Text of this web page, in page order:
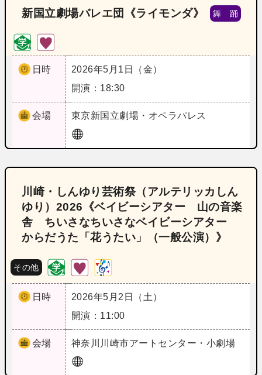
新国立劇場バレエ団《ライモンダ》 舞 踊
日時
2026年5月1日（金）
開演：18:30
会場 東京新国立劇場・オペラパレス
川崎・しんゆり芸術祭（アルテリッカしん
ゆり）2026《ベイビーシアター 山の音楽
舎 ちいさなちいさなベイビーシアター
からだうた「花うたい」（一般公演）》
その他
日時
2026年5月2日（土）
開演：11:00
会場 神奈川 川崎市アートセンター・小劇場